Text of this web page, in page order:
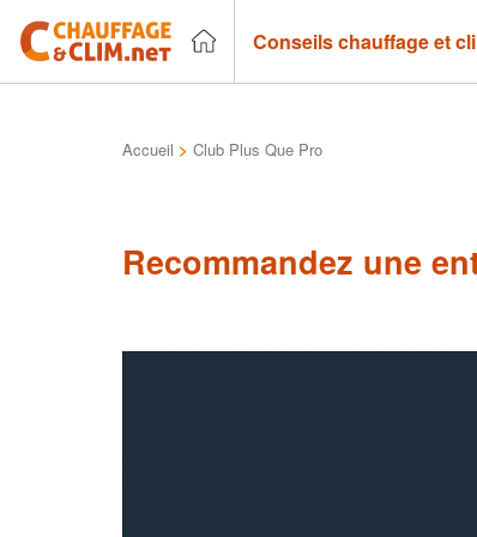
Conseils chauffage et
Accueil > Club Plus Que Pro
Recommandez une